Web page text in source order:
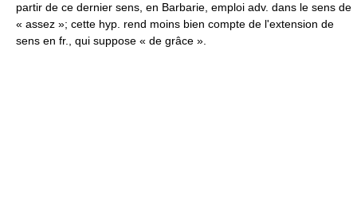
partir de ce dernier sens, en Barbarie, emploi adv. dans le sens de
« assez »; cette hyp. rend moins bien compte de l'extension de
sens en fr., qui suppose « de grâce ».